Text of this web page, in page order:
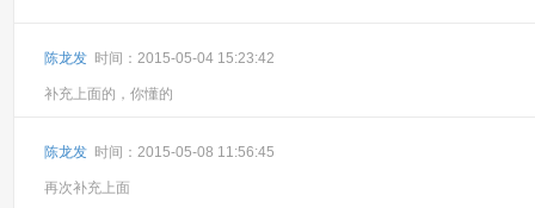
陈龙发 时间：2015-05-04 15:23:42
补充上面的，你懂的
陈龙发 时间：2015-05-08 11:56:45
再次补充上面